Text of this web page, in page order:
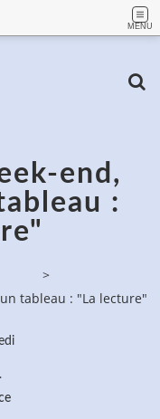
MENU
end,
:
>
tableau : "La lecture"